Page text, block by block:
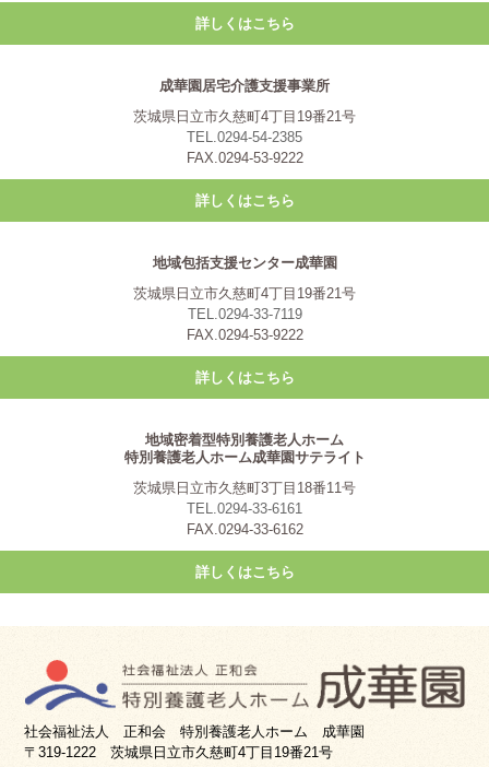
詳しくはこちら
成華園居宅介護支援事業所
茨城県日立市久慈町4丁目19番21号
TEL.0294-54-2385
FAX.0294-53-9222
詳しくはこちら
地域包括支援センター成華園
茨城県日立市久慈町4丁目19番21号
TEL.0294-33-7119
FAX.0294-53-9222
詳しくはこちら
地域密着型特別養護老人ホーム
特別養護老人ホーム成華園サテライト
茨城県日立市久慈町3丁目18番11号
TEL.0294-33-6161
FAX.0294-33-6162
詳しくはこちら
社会福祉法人 正和会 特別養護老人ホーム 成華園
〒319-1222 茨城県日立市久慈町4丁目19番21号